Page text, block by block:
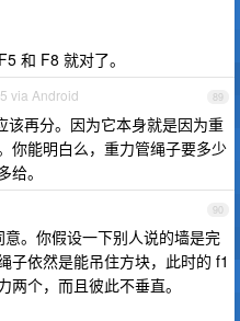
和 F8 就对了。
89
via Android
该再分。因为它本身就是因为重
你能明白么，重力管绳子要多少
。
90
。你假设一下别人说的墙是完
子依然是能吊住方块，此时的 f1
个，而且彼此不垂直。